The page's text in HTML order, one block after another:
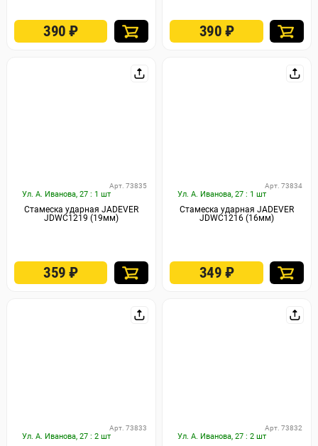
390₽ 390 ₽
Ул. А. Иванова, 27 : 1 шт
Арт. 73835
Стамеска ударная JADEVER
JDWC1219 (19мм)
359₽
Ул. А. Иванова, 27 : 1 шт
Арт. 73834
Стамеска ударная JADEVER
JDWC1216 (16мм)
349 ₽
Ул. А. Иванова, 27 : 2 шт
Арт. 73833
Ул. А. Иванова, 27 : 2 шт
Арт. 73832